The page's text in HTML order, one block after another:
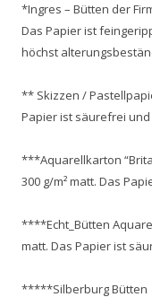
*Ingres – Bütten der
Das Papier ist
höchst
** Skizzen /
Papier ist säurefrei
***Aquarellkarton
300 g/m² matt. Das
****Echt_Bütten
matt. Das Papier ist
*****Silberburg Bütten